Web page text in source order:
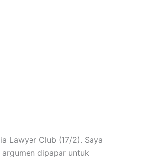
Lawyer Club (17/2). Saya
dipapar untuk